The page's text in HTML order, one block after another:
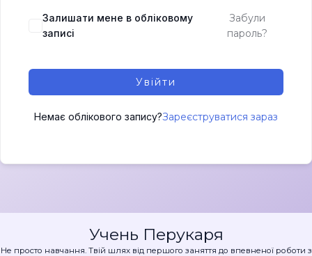
Залишати мене в обліковому
записі
Забули
пароль?
Увійти
Немає облікового запису?Зареєструватися зараз
Учень Перукаря
Не просто навчання. Твій шлях від першого заняття до впевненої роботи з